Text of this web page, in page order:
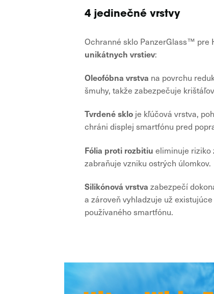
4 jedinečné vrstvy
Ochranné sklo PanzerGlass™ pre
unikátnych vrstiev:
Oleofóbna vrstva na povrchu
šmuhy, takže zabezpečuje
Tvrdené skloje kľúčová vrstva,
chráni displej smartfónu pred
Fólia proti rozbitiu eliminuje riziko
zabraňuje vzniku ostrých úlomkov.
Silikónová vrstva zabezpečí
a zároveň vyhladzuje už
používaného smartfónu.